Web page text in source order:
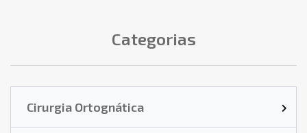
Categorias
Cirurgia Ortognática